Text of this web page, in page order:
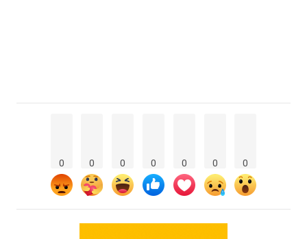
0 0 0 0 0 0 0